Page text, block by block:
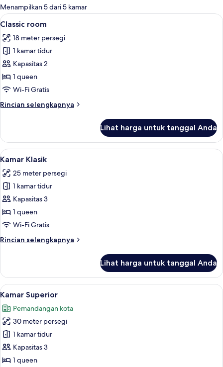
untuk
kamar
Menampilkan 5 dari 5 kamar
Lihat
semua
foto
untuk
Classic
room
Classic room | Selimut bulu angsa,
22
Classic room
18 meter persegi
1 kamar tidur
Kapasitas 2
1 queen
Wi-Fi Gratis
Rincian selengkapnya
Rincian
Classic
room
Lihat harga untuk tanggal Anda
Lihat
semua
foto
untuk
Kamar
Klasik
Kamar Klasik | Selimut bulu angsa,
23
Kamar Klasik
25 meter persegi
1 kamar tidur
Kapasitas 3
1 queen
Wi-Fi Gratis
Rincian selengkapnya
Rincian
Kamar
Klasik
Lihat harga untuk tanggal Anda
Lihat
semua
foto
untuk
Kamar
Superior
Kamar Superior | Selimut bulu
20
Kamar Superior
Pemandangan kota
30 meter persegi
1 kamar tidur
Kapasitas 3
1 queen